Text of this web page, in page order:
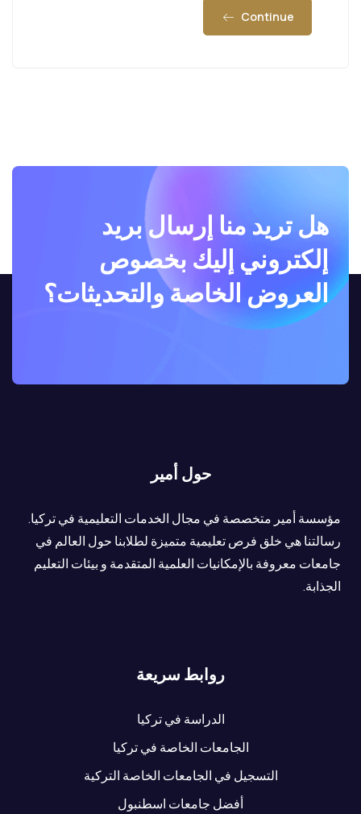
Continue
هل تريد منا إرسال بريد
إلكتروني إليك بخصوص
العروض الخاصة والتحديثات؟
حول أمير
مؤسسة أمير متخصصة في مجال الخدمات التعليمية في تركيا.
رسالتنا هي خلق فرص تعليمية متميزة لطلابنا حول العالم في
جامعات معروفة بالإمكانيات العلمية المتقدمة و بيئات التعليم
الجذابة.
روابط سريعة
الدراسة في تركيا
الجامعات الخاصة في تركيا
التسجيل في الجامعات الخاصة التركية
أفضل جامعات اسطنبول